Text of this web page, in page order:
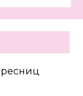
ресниц